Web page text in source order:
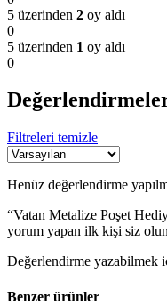
5 üzerinden 2 oy aldı
0
5 üzerinden 1 oy aldı
0
Filtreleri temizle
Henüz değerlendirme
“Vatan Metalize Poşet
yorum yapan ilk kişi siz olun
Değerlendirme yazabilmek
Benzer ürünler